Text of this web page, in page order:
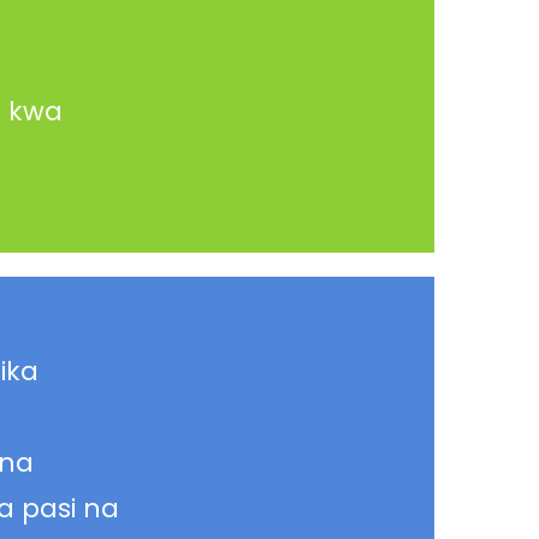
pasi na